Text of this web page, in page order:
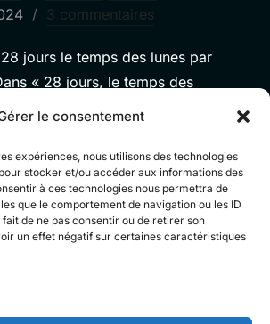
le consentement
expériences, nous utilisons des technologies
stocker et/ou accéder aux informations des
à ces technologies nous permettra de
que le comportement de navigation ou les ID
de ne pas consentir ou de retirer son
un effet négatif sur certaines caractéristiques
3 commentaires
28 jours le temps des lunes par
« 28 jours, le temps des
graphiste et développeur web
un voyage de transformation
sa rencontre fortuite avec Vartan
Ce hasard, s’apparentant à un
pousse Léo à intégrer …